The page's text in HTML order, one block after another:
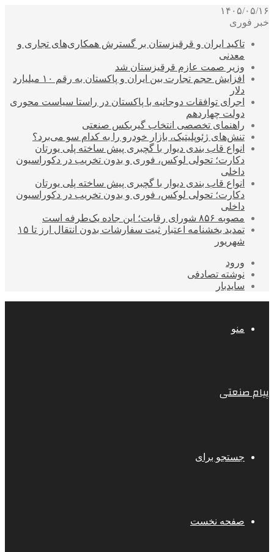
۱۴۰۵/۰۵/۱۶
خبر فوری
تاکید ایران و قرقیزستان بر گسترش همکاری‌های تجاری و
معدنی
وزیر صمت عازم قرقیزستان شد
افزایش حجم تجارت بین ایران و پاکستان به رقم ۱۰ میلیارد
دلار
اجرای توافقات دوجانبه با پاکستان در راستا سیاست محوری
دولت چهاردهم
راهنمای تخصصی انتخاب گیربکس صنعتی
تنش‌های ژئوپلیتیک، بازار خودرو را به کدام سو می‌برد؟
انواع قاب بندی دیوار با گچبری پیش ساخته پلی یورتان
دکارت؛ تحولی لوکس، فوری و بدون تخریب در دکوراسیون
داخلی
انواع قاب بندی دیوار با گچبری پیش ساخته پلی یورتان
دکارت؛ تحولی لوکس، فوری و بدون تخریب در دکوراسیون
داخلی
مصوبه ۸۵۶ شورای رقابت؛ این جاده یک‌طرفه است
تمدید بخشنامه اعتبار ثبت سفارشات بدون انتقال ارز تا ۱۵
شهریور
ورود
نوشته تصادفی
سایدبار
منو
پیام صنعتی
جستجو برای
صفحه نخست